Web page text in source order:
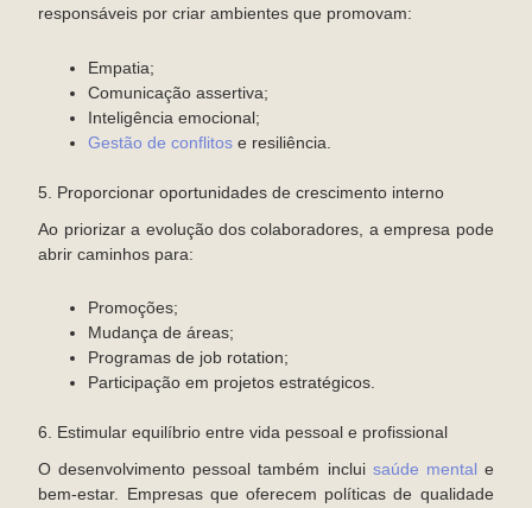
responsáveis por criar ambientes que promovam:
Empatia;
Comunicação assertiva;
Inteligência emocional;
Gestão de conflitos e resiliência.
5. Proporcionar oportunidades de crescimento interno
Ao priorizar a evolução dos colaboradores, a empresa pode
abrir caminhos para:
Promoções;
Mudança de áreas;
Programas de job rotation;
Participação em projetos estratégicos.
6. Estimular equilíbrio entre vida pessoal e profissional
O desenvolvimento pessoal também inclui saúde mental e
bem-estar. Empresas que oferecem políticas de qualidade